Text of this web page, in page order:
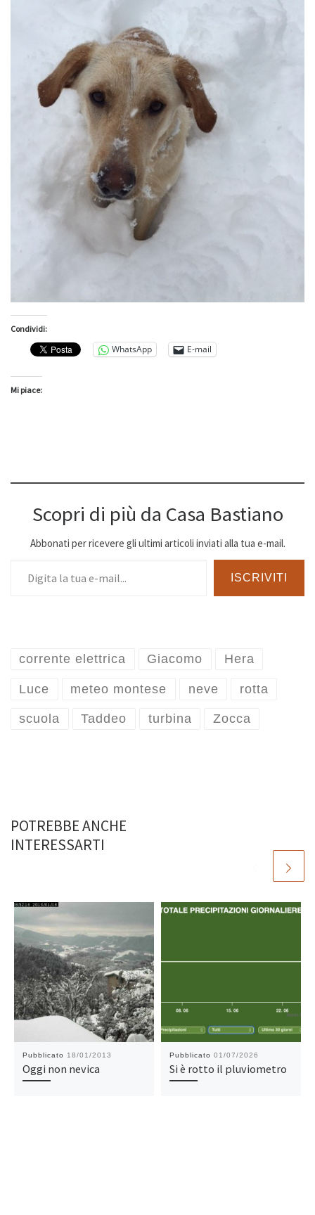
Condividi:
WhatsApp E-mail
Mi piace:
Scopri di più da Casa Bastiano
Abbonati per ricevere gli ultimi articoli inviati alla tua e-mail.
ISCRIVITI
corrente elettrica Giacomo Hera
Luce meteo montese neve rotta
scuola Taddeo turbina Zocca
POTREBBE ANCHE
INTERESSARTI
Pubblicato 18/01/2013
Oggi non nevica
Pubblicato 01/07/2026
Si è rotto il pluviometro